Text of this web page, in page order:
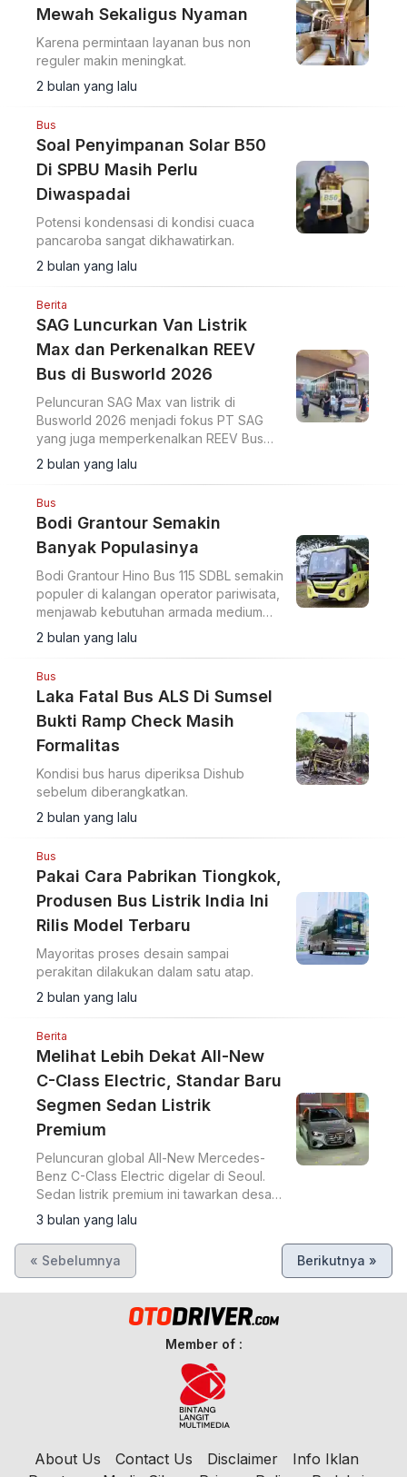
Mewah Sekaligus Nyaman
Karena permintaan layanan bus non
reguler makin meningkat.
2 bulan yang lalu
Bus
Soal Penyimpanan Solar B50
Di SPBU Masih Perlu
Diwaspadai
Potensi kondensasi di kondisi cuaca
pancaroba sangat dikhawatirkan.
2 bulan yang lalu
Berita
SAG Luncurkan Van Listrik
Max dan Perkenalkan REEV
Bus di Busworld 2026
Peluncuran SAG Max van listrik di
Busworld 2026 menjadi fokus PT SAG
yang juga memperkenalkan REEV Bus
sebagai solusi transportasi rendah emisi
di Indonesia.
2 bulan yang lalu
Bus
Bodi Grantour Semakin
Banyak Populasinya
Bodi Grantour Hino Bus 115 SDBL semakin
populer di kalangan operator pariwisata,
menjawab kebutuhan armada medium
dengan desain nyaman dan efisien.
2 bulan yang lalu
Bus
Laka Fatal Bus ALS Di Sumsel
Bukti Ramp Check Masih
Formalitas
Kondisi bus harus diperiksa Dishub
sebelum diberangkatkan.
2 bulan yang lalu
Bus
Pakai Cara Pabrikan Tiongkok,
Produsen Bus Listrik India Ini
Rilis Model Terbaru
Mayoritas proses desain sampai
perakitan dilakukan dalam satu atap.
2 bulan yang lalu
Berita
Melihat Lebih Dekat All-New
C-Class Electric, Standar Baru
Segmen Sedan Listrik
Premium
Peluncuran global All-New Mercedes-
Benz C-Class Electric digelar di Seoul.
Sedan listrik premium ini tawarkan desain
futuristik, range 762 km WLTP, MBUX
Hyperscreen, dan akselerasi 4 detik.
3 bulan yang lalu
« Sebelumnya Berikutnya »
Member of :
About Us Contact Us Disclaimer
Info Iklan